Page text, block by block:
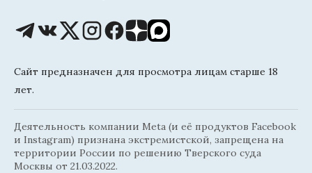
Сайт предназначен для просмотра лицам старше 18
лет.
Деятельность компании Meta (и её продуктов Facebook
и Instagram) признана экстремистской, запрещена на
территории России по решению Тверского суда
Москвы от 21.03.2022.